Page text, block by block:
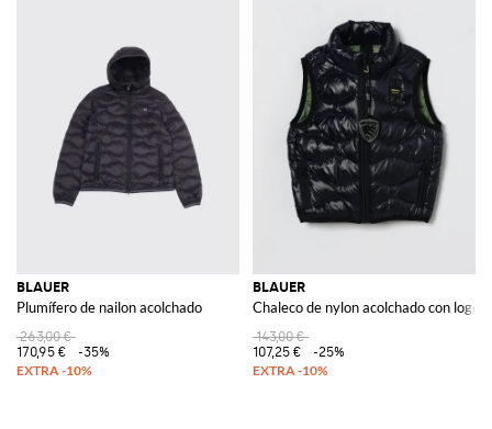
BLAUER
Plumífero de nailon acolchado
263,00 €
170,95 €
-35%
BLAUER
Chaleco de nylon acolchado con logo
143,00 €
107,25 €
-25%